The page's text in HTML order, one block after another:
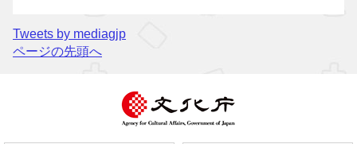
Tweets by mediagjp
ページの先頭へ